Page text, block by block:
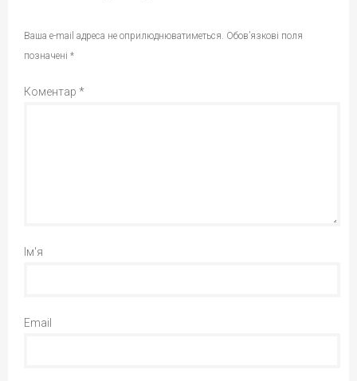
Ваша e-mail адреса не оприлюднюватиметься. Обов’язкові поля
позначені *
Коментар *
Ім'я
Email